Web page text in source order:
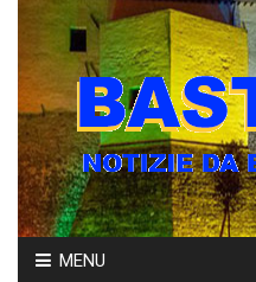
Skip MENU